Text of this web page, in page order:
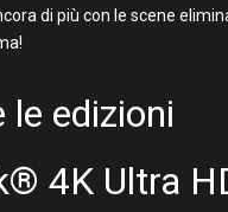
di più con le scene
le edizioni
4K Ultra